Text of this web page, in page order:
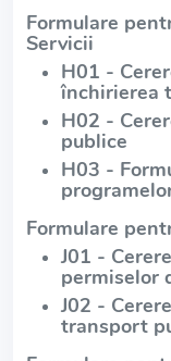
Formulare
Servicii
H01 -
închirierea
H02 -
publice
H03 -
Formulare
J01 -
permiselor
J02 -
transport